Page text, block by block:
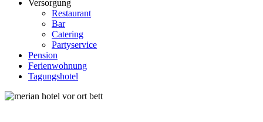
Deutschland
Versorgung
Restaurant
Bar
Catering
Partyservice
Pension
Ferienwohnung
Tagungshotel